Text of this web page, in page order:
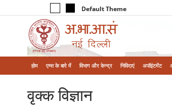
Default Theme
होम एम्‍स के बारे में विभाग और केन्‍द्र निविदाएं अपॉइंटमेंट
वृक्‍क विज्ञान